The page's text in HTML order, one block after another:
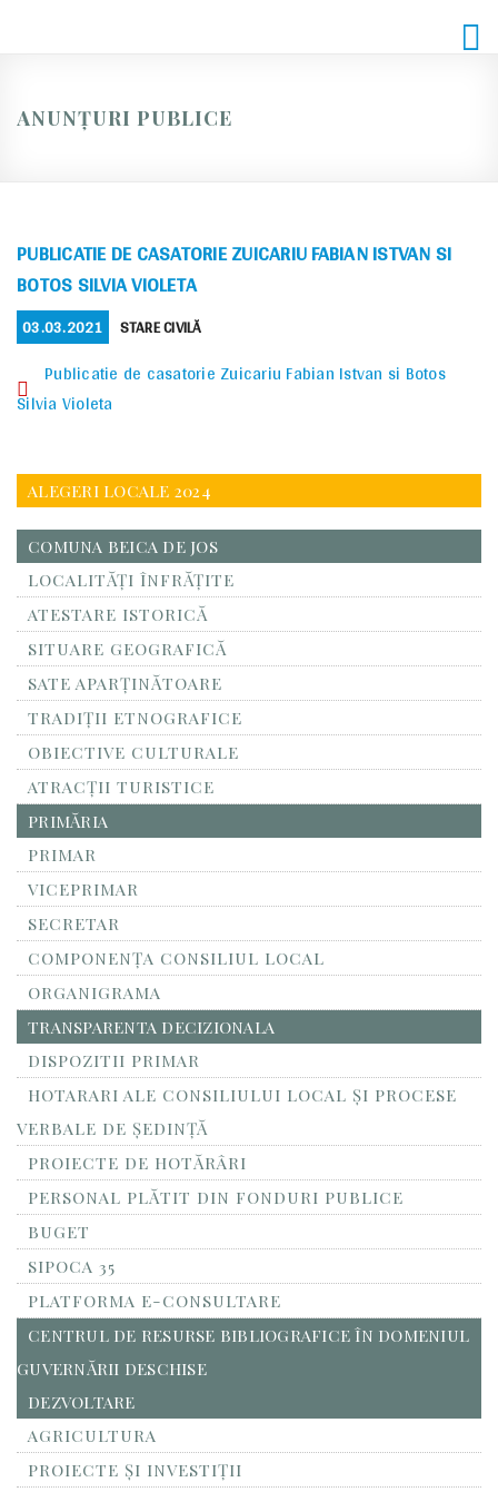
ANUNȚURI PUBLICE
PUBLICATIE DE CASATORIE ZUICARIU FABIAN ISTVAN SI
BOTOS SILVIA VIOLETA
POSTED
ON
03.03.2021 CATEGORIES
STARE CIVILĂ
Publicatie de casatorie Zuicariu Fabian Istvan si Botos
Silvia Violeta
ALEGERI LOCALE 2024
COMUNA BEICA DE JOS
LOCALITĂŢI ÎNFRĂŢITE
ATESTARE ISTORICĂ
SITUARE GEOGRAFICĂ
SATE APARȚINĂTOARE
TRADIȚII ETNOGRAFICE
OBIECTIVE CULTURALE
ATRACȚII TURISTICE
PRIMĂRIA
PRIMAR
VICEPRIMAR
SECRETAR
COMPONENȚA CONSILIUL LOCAL
ORGANIGRAMA
TRANSPARENTA DECIZIONALA
DISPOZITII PRIMAR
HOTARARI ALE CONSILIULUI LOCAL ȘI PROCESE
VERBALE DE ȘEDINȚĂ
PROIECTE DE HOTĂRÂRI
PERSONAL PLĂTIT DIN FONDURI PUBLICE
BUGET
SIPOCA 35
PLATFORMA E-CONSULTARE
CENTRUL DE RESURSE BIBLIOGRAFICE ÎN DOMENIUL
GUVERNĂRII DESCHISE
DEZVOLTARE
AGRICULTURA
PROIECTE ȘI INVESTIȚII